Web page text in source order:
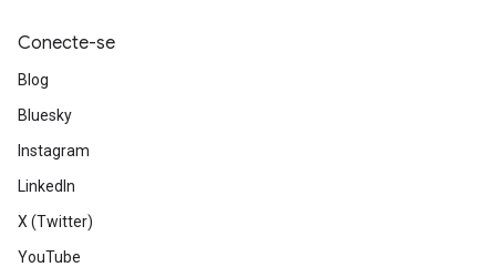
Conecte-se
Blog
Bluesky
Instagram
LinkedIn
X (Twitter)
YouTube